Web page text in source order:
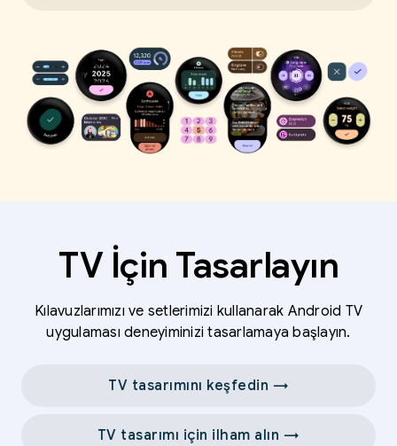
TV İçin Tasarlayın
Kılavuzlarımızı ve setlerimizi kullanarak Android TV
uygulaması deneyiminizi tasarlamaya başlayın.
TV tasarımını keşfedin →
TV tasarımı için ilham alın →